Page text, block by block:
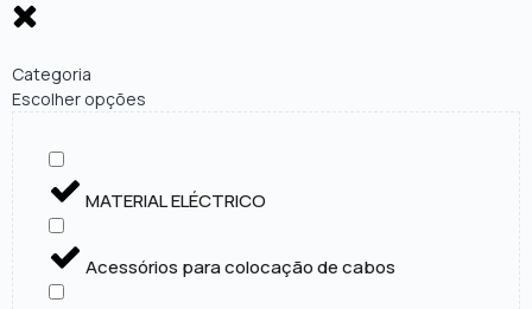
Categoria
Escolher opções
MATERIAL ELÉCTRICO
Acessórios para colocação de cabos